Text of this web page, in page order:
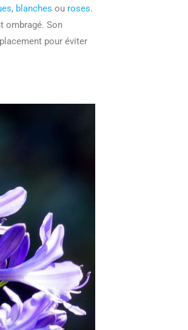
, blanches ou roses.
ombragé. Son
pour éviter